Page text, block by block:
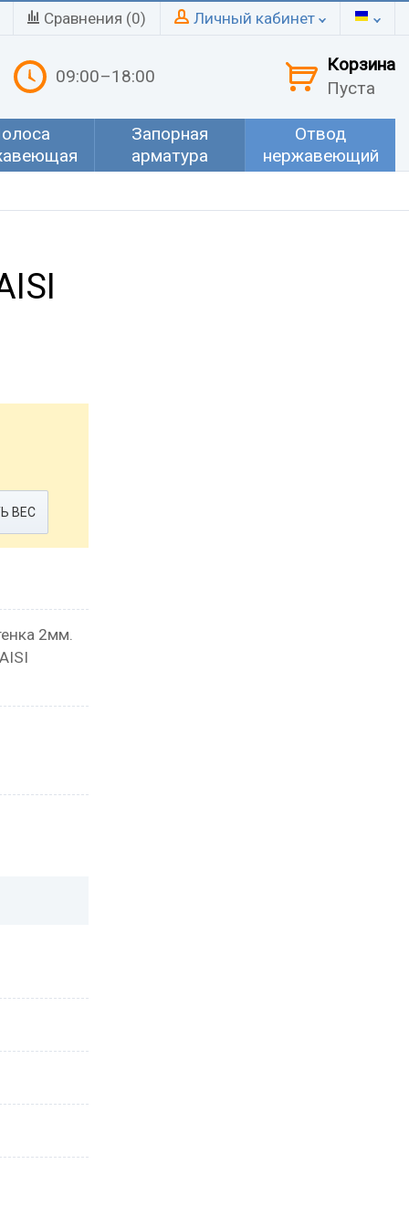
Сравнения (0) Личный кабинет
09:00–18:00
Корзина
Пуста
Запорная
арматура
Отвод
нержавеющий
ВЕС
2мм.